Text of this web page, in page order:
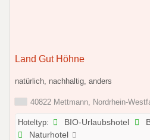
Land Gut Höhne
natürlich, nachhaltig, anders
40822 Mettmann, Nordrhein-
Hoteltyp: BIO-Urlaubshotel
Naturhotel